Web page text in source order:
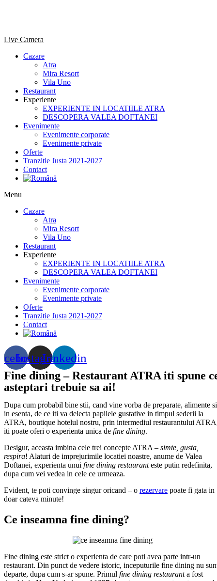
Live Camera
Cazare
Atra
Mira Resort
Vila Uno
Restaurant
Experiente
EXPERIENTE IN LOCATIILE ATRA
DESCOPERA VALEA DOFTANEI
Evenimente
Evenimente corporate
Evenimente private
Oferte
Tranzitie Justa 2021-2027
Contact
Menu
Cazare
Atra
Mira Resort
Vila Uno
Restaurant
Experiente
EXPERIENTE IN LOCATIILE ATRA
DESCOPERA VALEA DOFTANEI
Evenimente
Evenimente corporate
Evenimente private
Oferte
Tranzitie Justa 2021-2027
Contact
InstagramLinkedin
Fine dining – Restaurant ATRA iti spune
asteptari trebuie sa ai!
Dupa cum probabil bine stii, cand vine vorba de preparate, alimente
in esenta, de ce iti va delecta papilele gustative in timpul sederii la
ATRA, boutique hotelul nostru, prin intermediul restaurantului
iti poate oferi o experienta unica de fine dining.
Desigur, aceasta imbina cele trei concepte ATRA – simte, gusta,
respira! Alaturi de imprejurimile locatiei noastre, anume de Valea
Doftanei, experienta unui fine dining restauranteste putin redefinita,
dupa cum vei vedea in cele ce urmeaza.
Evident, te poti convinge singur oricand – o rezervare poate fi gata in
doar cateva minute!
Ce inseamna fine dining?
Fine dining este strict o experienta de care poti avea parte intr-un
restaurant. Din punct de vedere istoric, inceputurile fine dining nu
departe, dupa cum s-ar spune. Primul fine dining restauranta fost